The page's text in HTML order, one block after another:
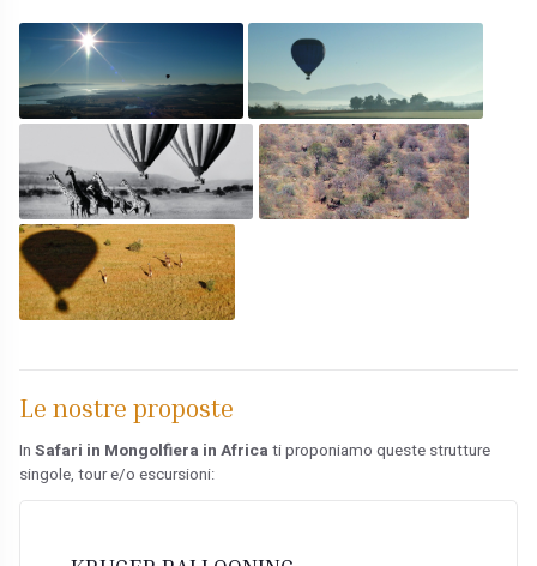
Le nostre proposte
InSafari in Mongolfiera in Africati proponiamo queste strutture
singole, tour e/o escursioni: